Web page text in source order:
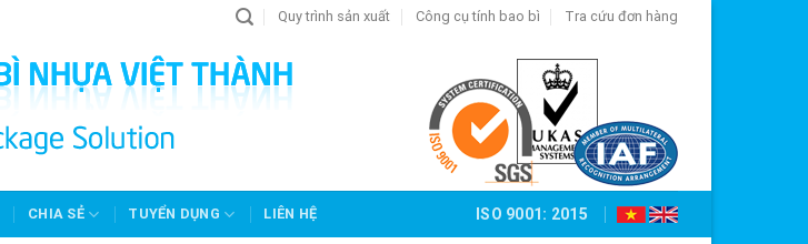
Quy trình sản xuất Công cụ tính bao bì Tra cứu đơn hàng
CHIA SẺ TUYỂN DỤNG LIÊN HỆ ISO 9001: 2015